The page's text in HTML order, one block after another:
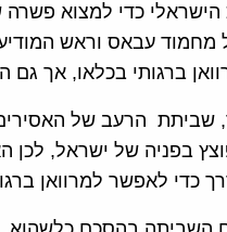
הישראלי כדי למצוא
מחמוד עבאס וראש
ברגותי בכלאו, אך גם
שביתת הרעב של
בפניה של ישראל, לכן
כדי לאפשר למרוואן